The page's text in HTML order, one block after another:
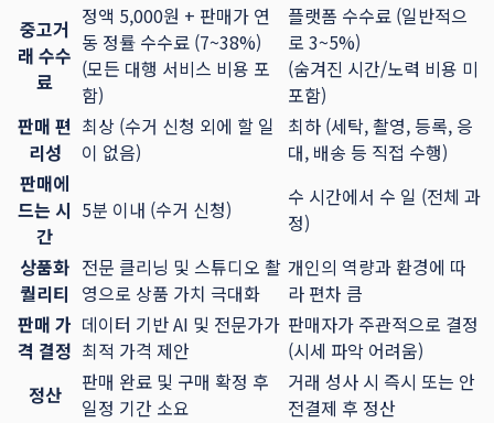
중고거
래 수수
료
정액 5,000원 + 판매가 연
동 정률 수수료 (7~38%)
(모든 대행 서비스 비용 포
함)
플랫폼 수수료 (일반적으
로 3~5%)
(숨겨진 시간/노력 비용 미
포함)
판매 편
리성
최상 (수거 신청 외에 할 일
이 없음)
최하 (세탁, 촬영, 등록, 응
대, 배송 등 직접 수행)
판매에
드는 시
간
5분 이내 (수거 신청)
수 시간에서 수 일 (전체 과
정)
상품화
퀄리티
전문 클리닝 및 스튜디오 촬
영으로 상품 가치 극대화
개인의 역량과 환경에 따
라 편차 큼
판매 가
격 결정
데이터 기반 AI 및 전문가가
최적 가격 제안
판매자가 주관적으로 결정
(시세 파악 어려움)
정산
판매 완료 및 구매 확정 후
일정 기간 소요
거래 성사 시 즉시 또는 안
전결제 후 정산